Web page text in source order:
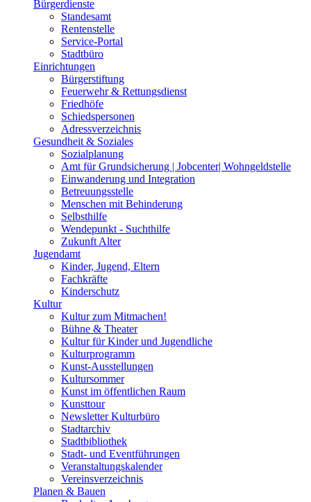
Bürgerdienste
Standesamt
Rentenstelle
Service-Portal
Stadtbüro
Einrichtungen
Bürgerstiftung
Feuerwehr & Rettungsdienst
Friedhöfe
Schiedspersonen
Adressverzeichnis
Gesundheit & Soziales
Sozialplanung
Amt für Grundsicherung | Jobcenter| Wohngeldstelle
Einwanderung und Integration
Betreuungsstelle
Menschen mit Behinderung
Selbsthilfe
Wendepunkt - Suchthilfe
Zukunft Alter
Jugendamt
Kinder, Jugend, Eltern
Fachkräfte
Kinderschutz
Kultur
Kultur zum Mitmachen!
Bühne & Theater
Kultur für Kinder und Jugendliche
Kulturprogramm
Kunst-Ausstellungen
Kultursommer
Kunst im öffentlichen Raum
Kunsttour
Newsletter Kulturbüro
Stadtarchiv
Stadtbibliothek
Stadt- und Eventführungen
Veranstaltungskalender
Vereinsverzeichnis
Planen & Bauen